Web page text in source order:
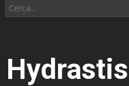
Cerca:
Hydrastis